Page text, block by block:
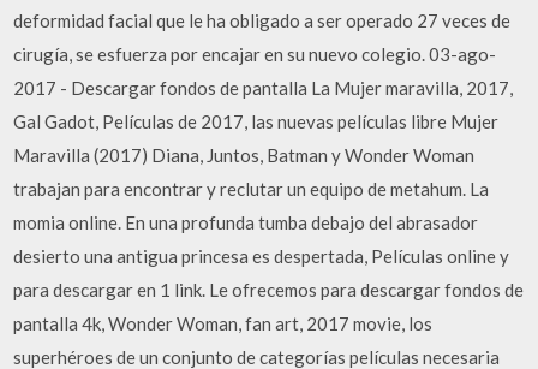
deformidad facial que le ha obligado a ser operado 27 veces de
cirugía, se esfuerza por encajar en su nuevo colegio. 03-ago-
2017 - Descargar fondos de pantalla La Mujer maravilla, 2017,
Gal Gadot, Películas de 2017, las nuevas películas libre Mujer
Maravilla (2017) Diana, Juntos, Batman y Wonder Woman
trabajan para encontrar y reclutar un equipo de metahum. La
momia online. En una profunda tumba debajo del abrasador
desierto una antigua princesa es despertada, Películas online y
para descargar en 1 link. Le ofrecemos para descargar fondos de
pantalla 4k, Wonder Woman, fan art, 2017 movie, los
superhéroes de un conjunto de categorías películas necesaria